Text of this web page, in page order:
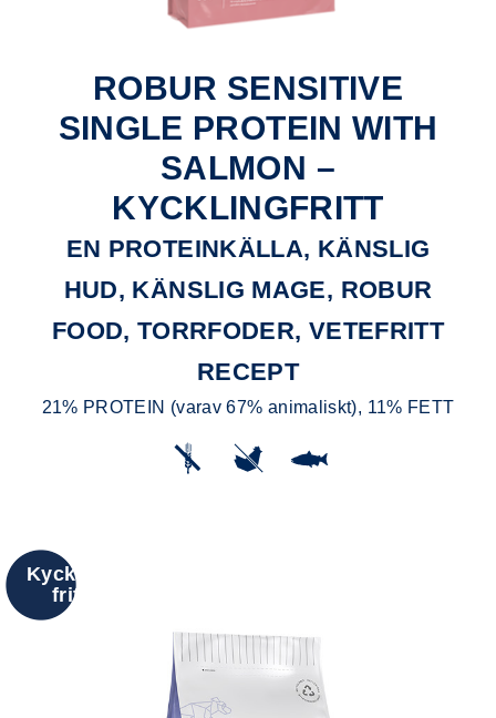
ROBUR SENSITIVE
SINGLE PROTEIN WITH
SALMON –
KYCKLINGFRITT
EN PROTEINKÄLLA, KÄNSLIG
HUD, KÄNSLIG MAGE, ROBUR
FOOD, TORRFODER, VETEFRITT
RECEPT
21% PROTEIN (varav 67% animaliskt), 11% FETT
Kyckling
fritt